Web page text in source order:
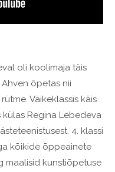
oli koolimaja täis
õpetas nii
Väikeklassis käis
Regina Lebedeva
4. klassi
kõikide õppeainete
maalisid kunstiõpetuse